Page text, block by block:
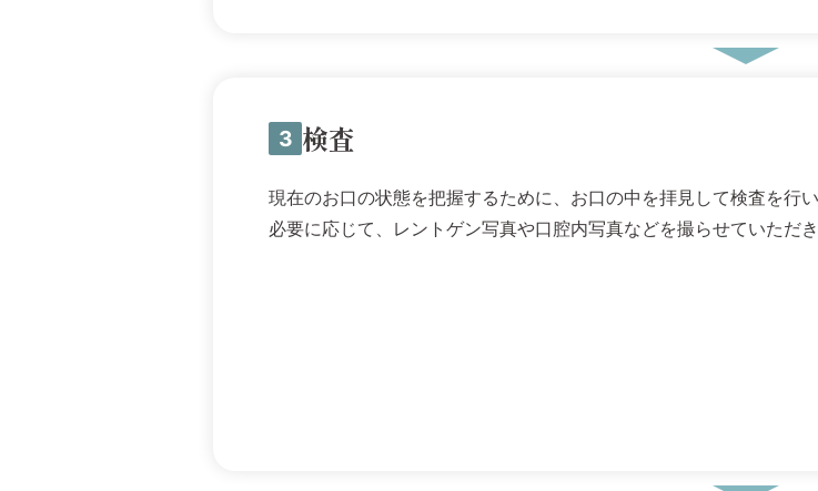
3 検査
現在のお口の状態を把握するために、お口の中を拝見して検査を行い
必要に応じて、レントゲン写真や口腔内写真などを撮らせていただき